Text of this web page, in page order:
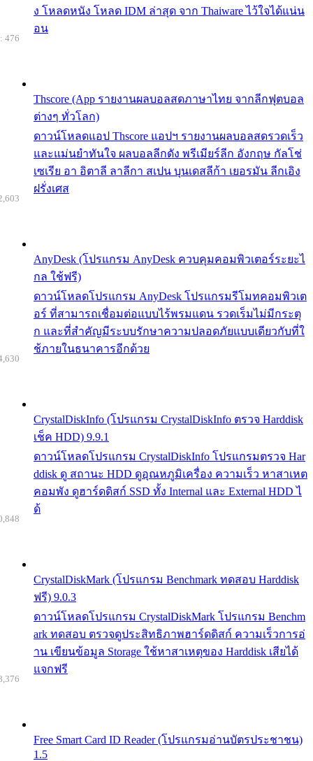
ง โหลดหนัง โหลด IDM ล่าสุด จาก Thaiware ไว้ใจได้แน่น
อน
Thscore (App รายงานผลบอลสดภาษาไทย จากลีกฟุตบอล
ต่างๆ ทั่วโลก)
ดาวน์โหลดแอป Thscore แอปฯ รายงานผลบอลสดรวดเร็ว
และแม่นยำทันใจ ผลบอลลีกดัง พรีเมียร์ลีก อังกฤษ กัลโช่
เซเรีย อา อิตาลี ลาลีกา สเปน บุนเดสลีก้า เยอรมัน ลีกเอิง
ฝรั่งเศส
476
AnyDesk (โปรแกรม AnyDesk ควบคุมคอมพิวเตอร์ระยะไ
กล ใช้ฟรี)
ดาวน์โหลดโปรแกรม AnyDesk โปรแกรมรีโมทคอมพิวเต
อร์ ที่สามารถเชื่อมต่อแบบไร้พรมแดน รวดเร็มไม่มีกระตุ
ก และที่สำคัญมีระบบรักษาความปลอดภัยแบบเดียวกับที่ใ
ช้ภายในธนาคารอีกด้วย
CrystalDiskInfo (โปรแกรม CrystalDiskInfo ตรวจ Harddisk
เช็ค HDD) 9.9.1
ดาวน์โหลดโปรแกรม CrystalDiskInfo โปรแกรมตรวจ Har
ddisk ดู สถานะ HDD ดูอุณหภูมิเครื่อง ความเร็ว หาสาเหต
คอมพัง ดูฮาร์ดดิสก์ SSD ทั้ง Internal และ External HDD ไ
ด้
CrystalDiskMark (โปรแกรม Benchmark ทดสอบ Harddisk
ฟรี) 9.0.3
ดาวน์โหลดโปรแกรม CrystalDiskMark โปรแกรม Benchm
ark ทดสอบ ตรวจดูประสิทธิภาพฮาร์ดดิสก์ ความเร็วการอ่
าน เขียนข้อมูล Storage ใช้หาสาเหตุของ Harddisk เสียได้
แจกฟรี
Free Smart Card ID Reader (โปรแกรมอ่านบัตรประชาชน)
1.5